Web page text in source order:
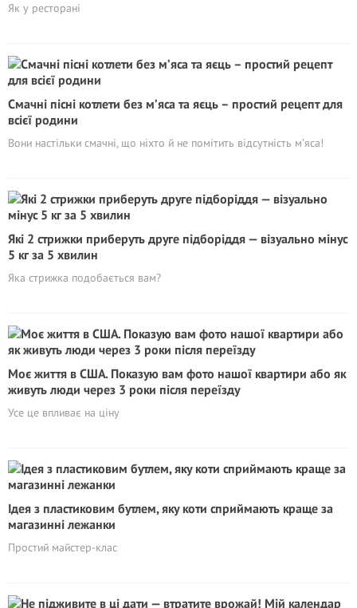
Як у ресторані
Смачні пісні котлети без м’яса та яєць – простий рецепт для
всієї родини
Вони настільки смачні, що ніхто й не помітить відсутність м’яса!
Які 2 стрижки приберуть друге підборіддя — візуально мінус
5 кг за 5 хвилин
Яка стрижка подобається вам?
Моє життя в США. Показую вам фото нашої квартири або як
живуть люди через 3 роки після переїзду
Усе це впливає на ціну
Ідея з пластиковим бутлем, яку коти сприймають краще за
магазинні лежанки
Простий майстер-клас